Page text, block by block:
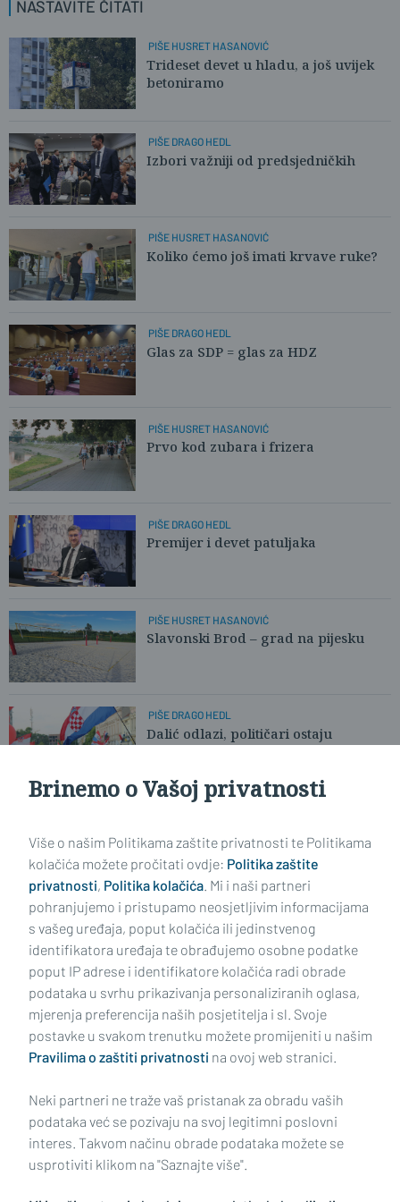
možda nešto novo naučiti... Da sada
ovdje ne iznosim enciklike pape Pia XII
ili okružnice, propovijedi ili dopise bl.
Prikaži sve
0
MARMAR
Nije pitanje tko kakvu glazbu obožava
nego kakva glazba se organizira i potiče
u javnim prostorima.
0
NASTAVITE ČITATI
PIŠE HUSRET HASANOVIĆ
Trideset devet u hladu, a još uvijek
betoniramo
PIŠE DRAGO HEDL
Izbori važniji od predsjedničkih
PIŠE HUSRET HASANOVIĆ
Koliko ćemo još imati krvave ruke?
PIŠE DRAGO HEDL
Glas za SDP = glas za HDZ
PIŠE HUSRET HASANOVIĆ
Prvo kod zubara i frizera
PIŠE DRAGO HEDL
Premijer i devet patuljaka
PIŠE HUSRET HASANOVIĆ
Slavonski Brod – grad na pijesku
PIŠE DRAGO HEDL
Dalić odlazi, političari ostaju
Impressum Uvjeti korištenja Politika privatnosti
Politika kolačića Kontakt Pritužbe Suradnici
Oglašavanje
RUBRIKE
Brinemo o Vašoj privatnosti
Više o našim Politikama zaštite privatnosti te Politikama
kolačića možete pročitati ovdje: Politika zaštite
privatnosti, Politika kolačića. Mi i naši partneri
pohranjujemo i pristupamo neosjetljivim informacijama
s vašeg uređaja, poput kolačića ili jedinstvenog
identifikatora uređaja te obrađujemo osobne podatke
poput IP adrese i identifikatore kolačića radi obrade
podataka u svrhu prikazivanja personaliziranih oglasa,
mjerenja preferencija naših posjetitelja i sl. Svoje
postavke u svakom trenutku možete promijeniti u našim
Pravilima o zaštiti privatnosti na ovoj web stranici.
Neki partneri ne traže vaš pristanak za obradu vaših
podataka već se pozivaju na svoj legitimni poslovni
interes. Takvom načinu obrade podataka možete se
usprotiviti klikom na "Saznajte više".